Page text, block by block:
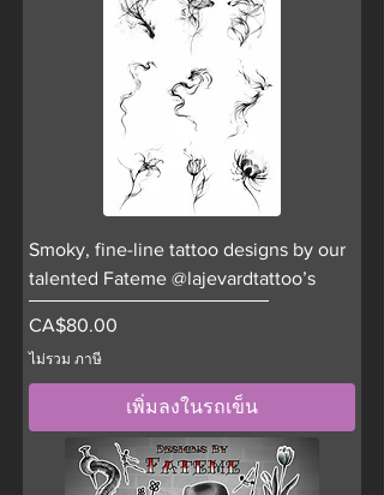
Smoky, fine-line tattoo designs by our
talented Fateme @lajevardtattoo’s
ราคา
CA$80.00
ไม่รวม ภาษี
เพิ่มลงในรถเข็น